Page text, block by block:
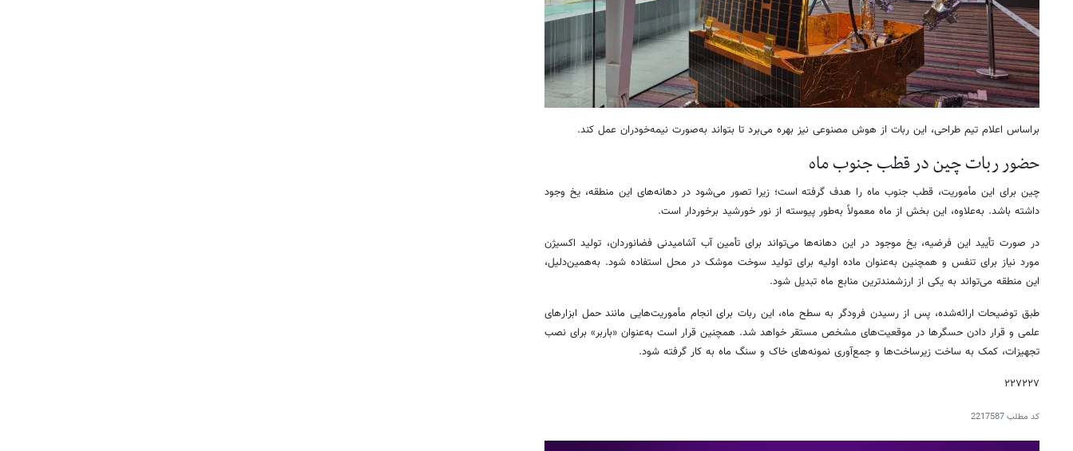
براساس اعلام تیم طراحی، این ربات از هوش مصنوعی نیز بهره می‌برد تا بتواند به‌صورت نیمه‌خودران عمل کند.
حضور ربات چین در قطب جنوب ماه
چین برای این مأموریت، قطب جنوب ماه را هدف گرفته است؛ زیرا تصور می‌شود در دهانه‌های این منطقه، یخ وجود
داشته باشد. به‌علاوه، این بخش از ماه معمولاً به‌طور پیوسته از نور خورشید برخوردار است.
در صورت تأیید این فرضیه، یخ موجود در این دهانه‌ها می‌تواند برای تأمین آب آشامیدنی فضانوردان، تولید اکسیژن
مورد نیاز برای تنفس و همچنین به‌عنوان ماده اولیه برای تولید سوخت موشک در محل استفاده شود. به‌همین‌دلیل،
این منطقه می‌تواند به یکی از ارزشمندترین منابع ماه تبدیل شود.
طبق توضیحات ارائه‌شده، پس از رسیدن فرودگر به سطح ماه، این ربات برای انجام مأموریت‌هایی مانند حمل ابزارهای
علمی و قرار دادن حسگرها در موقعیت‌های مشخص مستقر خواهد شد. همچنین قرار است به‌عنوان «باربر» برای نصب
تجهیزات، کمک به ساخت زیرساخت‌ها و جمع‌آوری نمونه‌های خاک و سنگ ماه به کار گرفته شود.
۲۲۷۲۲۷
کد مطلب2217587